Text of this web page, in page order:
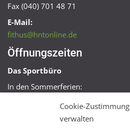
Cookie-Zustimmung
verwalten
Fax (040) 701 48 71
E-Mail:
fithus@hntonline.de
Öffnungszeiten
Das Sportbüro
In den Sommerferien:
Mo + Mi 16:00 – 18:00 Uhr